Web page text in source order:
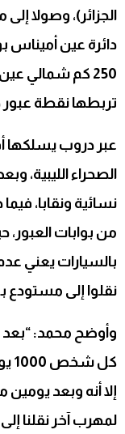
الجزائر)، وصولا إلى
دائرة عين أميناس
250 كم شمالي
تربطها نقطة عبور
عبر دروب يسلكها
الصحراء الليبية،
نسائية ونقابا،
من بوابات
بالسيارات يعني
نقلوا إلى مستودع
وأوضح محمد: “بعد
إلا أنه وبعد
لمهرب آخر نقلنا